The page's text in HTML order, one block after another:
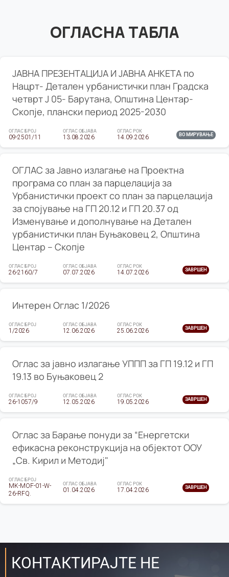
ОГЛАСНА ТАБЛА
ЈАВНА ПРЕЗЕНТАЦИЈА И ЈАВНА АНКЕТА по
Нацрт- Детален урбанистички план Градска
четврт Ј 05- Барутана, Општина Центар-
Скопје, плански период 2025-2030
ОГЛАС БРОЈ
09-2501/11
ОГЛАС ОБЈАВА
13.08.2026
ОГЛАС РОК
14.09.2026 ВО МИРУВАЊЕ
ОГЛАС за Јавно излагање на Проектна
програма со план за парцелација за
Урбанистички проект со план за парцелација
за спојување на ГП 20.12 и ГП 20.37 од
Изменување и дополнување на Детален
урбанистички план Буњаковец 2, Општина
Центар – Скопје
ОГЛАС БРОЈ
26-2160/7
ОГЛАС ОБЈАВА
07.07.2026
ОГЛАС РОК
14.07.2026 ЗАВРШЕН
Интерен Оглас 1/2026
ОГЛАС БРОЈ
1/2026
ОГЛАС ОБЈАВА
12.06.2026
ОГЛАС РОК
25.06.2026 ЗАВРШЕН
Оглас за јавно излагање УППП за ГП 19.12 и ГП
19.13 во Буњаковец 2
ОГЛАС БРОЈ
26-1057/9
ОГЛАС ОБЈАВА
12.05.2026
ОГЛАС РОК
19.05.2026 ЗАВРШЕН
Оглас за Барање понуди за “Енергетски
ефикасна реконструкција на објектот ООУ
„Св. Кирил и Методиј"
ОГЛАС БРОЈ
MK-MOF-01-W-
26-RFQ.
ОГЛАС ОБЈАВА
01.04.2026
ОГЛАС РОК
17.04.2026 ЗАВРШЕН
КОНТАКТИРАЈТЕ НЕ